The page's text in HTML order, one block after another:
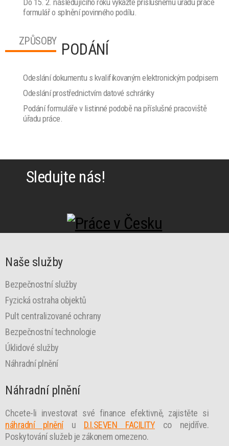
formulář o splnění povinného podílu.
ZPŮSOBY PODÁNÍ
Odeslání dokumentu s kvalifikovaným elektronickým podpisem
Odeslání prostřednictvím datové schránky
Podání formuláře v listinné podobě na příslušné pracoviště
úřadu práce.
Sledujte nás!
Naše služby
Bezpečnostní služby
Fyzická ostraha objektů
Pult centralizované ochrany
Bezpečnostní technologie
Úklidové služby
Náhradní plnění
Náhradní plnění
Chcete-li investovat své finance efektivně, zajistěte si
náhradní plněníu D.I.SEVEN FACILITY co nejdříve.
Poskytování služeb je zákonem omezeno.